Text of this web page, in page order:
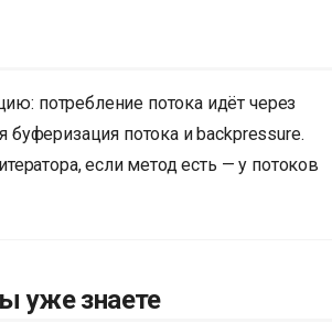
потребление потока идёт через
буферизация потока и backpressure.
если метод есть — у потоков
уже знаете